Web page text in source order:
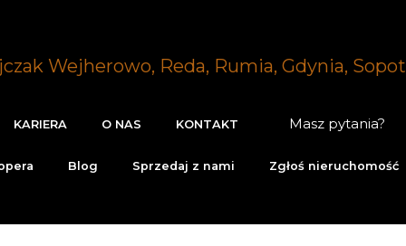
Masz pytania?
KARIERA O NAS KONTAKT
Blog Sprzedaj z nami Zgłoś nieruchomość